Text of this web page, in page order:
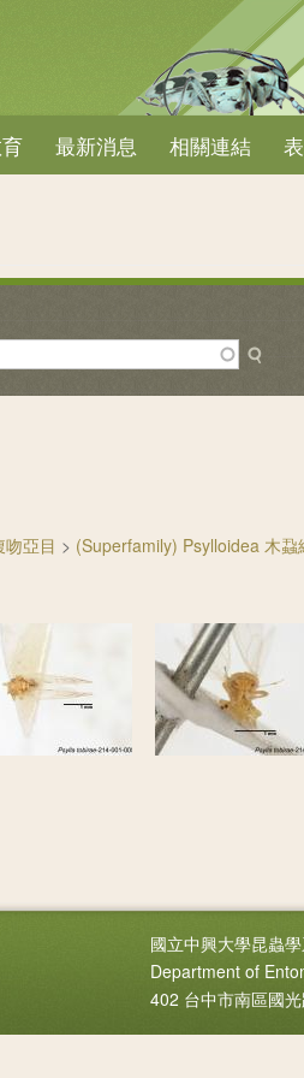
最新消息 相關連結
亞目 > (Superfamily) Psylloidea 木蝨
國立中興大學昆蟲
Department of
402 台中市南區國